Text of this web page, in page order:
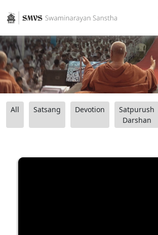
All Satsang Devotion
Satpurush
Darshan